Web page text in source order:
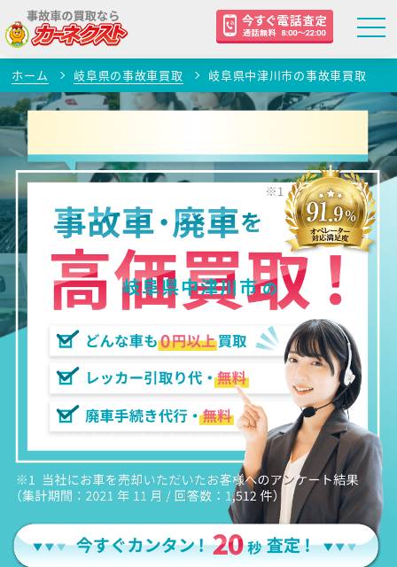
ホーム 岐阜県の事故車買取 岐阜県中津川市の事故車買取
岐阜県中津川市の